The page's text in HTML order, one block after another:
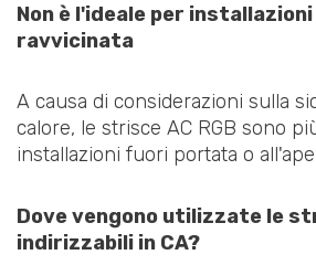
Non è l'ideale per
ravvicinata
A causa di considerazioni sulla
calore, le strisce AC RGB sono
installazioni fuori portata o
Dove vengono utilizzate le
indirizzabili in CA?